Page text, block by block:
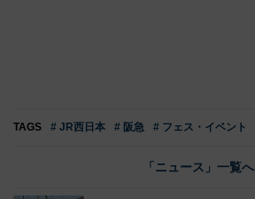
TAGS # JR西日本 # 阪急 # フェス・イベント
「ニュース」一覧へ